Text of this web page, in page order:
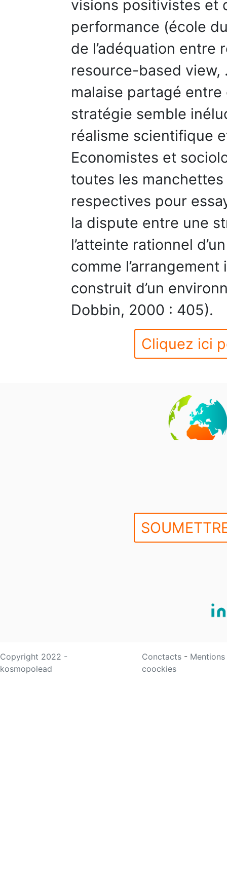
visions positivistes et
performance (école
de l’adéquation
resource-based
malaise partagé
stratégie semble
réalisme scientifique
Economistes et
toutes les
respectives pour
la dispute entre une
l’atteinte rationnel
comme
construit d’un
Dobbin, 2000 : 405).
Cliquez ici
Copyright 2022 -
kosmopolead
Conctacts -
coockies